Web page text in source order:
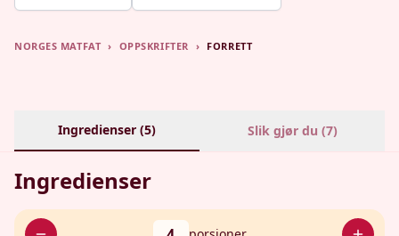
NORGES MATFAT › OPPSKRIFTER › FORRETT
Ingredienser (5) Slik gjør du (7)
Ingredienser